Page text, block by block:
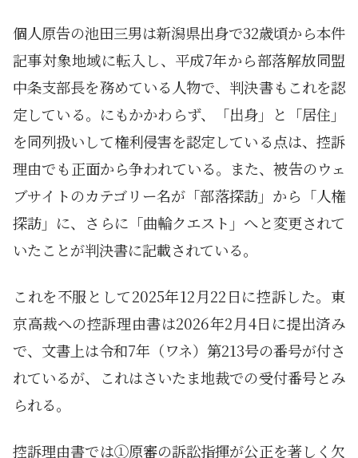
個人原告の池田三男は新潟県出身で32歳頃から本件
記事対象地域に転入し、平成7年から部落解放同盟
中条支部長を務めている人物で、判決書もこれを認
定している。にもかかわらず、「出身」と「居住」
を同列扱いして権利侵害を認定している点は、控訴
理由でも正面から争われている。また、被告のウェ
ブサイトのカテゴリー名が「部落探訪」から「人権
探訪」に、さらに「曲輪クエスト」へと変更されて
いたことが判決書に記載されている。
これを不服として2025年12月22日に控訴した。東
京高裁への控訴理由書は2026年2月4日に提出済み
で、文書上は令和7年（ワネ）第213号の番号が付さ
れているが、これはさいたま地裁での受付番号とみ
られる。
控訴理由書では①原審の訴訟指揮が公正を著しく欠